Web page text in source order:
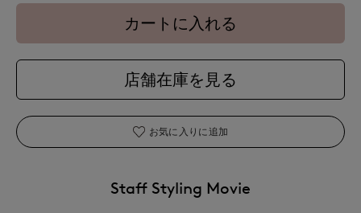
カートに入れる
店舗在庫を見る
お気に入りに追加
Staff Styling Movie